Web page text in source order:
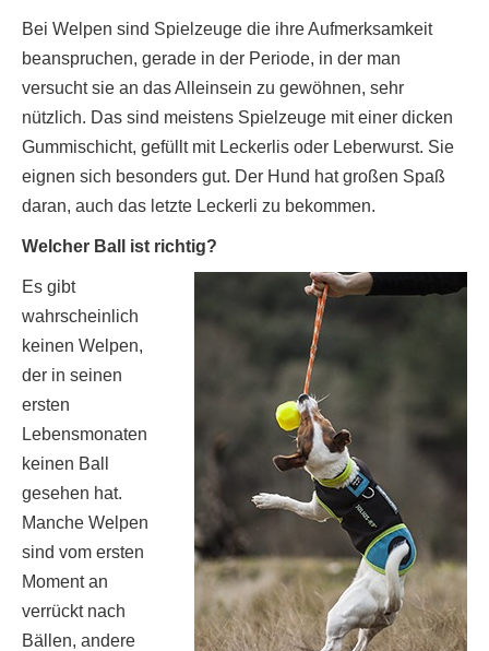
Bei Welpen sind Spielzeuge die ihre Aufmerksamkeit
beanspruchen, gerade in der Periode, in der man
versucht sie an das Alleinsein zu gewöhnen, sehr
nützlich. Das sind meistens Spielzeuge mit einer dicken
Gummischicht, gefüllt mit Leckerlis oder Leberwurst. Sie
eignen sich besonders gut. Der Hund hat großen Spaß
daran, auch das letzte Leckerli zu bekommen.
Welcher Ball ist richtig?
Es gibt
wahrscheinlich
keinen Welpen,
der in seinen
ersten
Lebensmonaten
keinen Ball
gesehen hat.
Manche Welpen
sind vom ersten
Moment an
verrückt nach
Bällen, andere